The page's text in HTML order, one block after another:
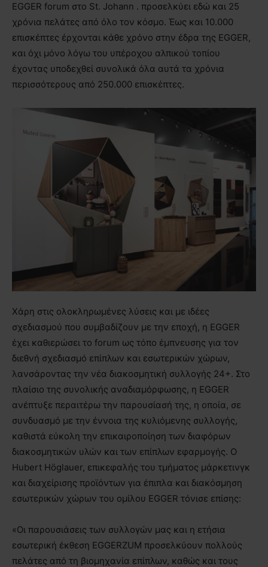
EGGER forum στο St. Johann . προσελκύει εδώ και 25
χρόνια πελάτες από όλο τον κόσμο. Έως και 10.000
επισκέπτες έρχονται κάθε χρόνο στην έδρα της EGGER,
και όχι μόνο λόγω του υπέροχου αλπικού τοπίου
έχοντας υποδεχθεί συνολικά όλα αυτά τα χρόνια
περισσότερους από 250.000 επισκέπτες.
Χάρη στις ολοκληρωμένες λύσεις και με ιδέες
σχεδιασμού που συμβαδίζουν με την εποχή, η EGGER
έχει καθιερώσει το forum ως τόπο έμπνευσης για τον
διεθνή σχεδιασμό επίπλων και εσωτερικών χώρων,
λανσάροντας την νέα διακοσμητική συλλογής 24+. Στο
πλαίσιο της συνολικής αναδιαμόρφωσης, η EGGER
ανέπτυξε περαιτέρω την παρουσίασή της, η οποία, σε
συνδυασμό με την έννοια της κυλιόμενης συλλογής,
καθιστά εύκολη την επικαιροποίηση των διαφόρων
διακοσμητικών υλών και των επίπλων εφαρμογής. Ο
Hubert Höglauer, επικεφαλής του τμήματος μάρκετινγκ
και διαχείρισης προϊόντων για έπιπλα και διακόσμηση
εσωτερικών χώρων του ομίλου EGGER τόνισε επίσης:
«Οι παρουσιάσεις των συλλογών μας και η ετήσια
εσωτερική έκθεση EGGERZUM προσελκύουν πολλούς
πελάτες από τη βιομηχανία επίπλων, καθώς και τους